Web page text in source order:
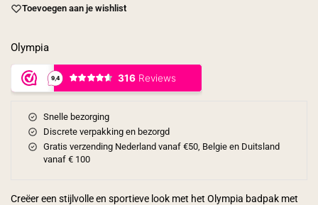
Toevoegen aan je wishlist
Olympia
Snelle bezorging
Discrete verpakking en bezorgd
Gratis verzending Nederland vanaf €50, Belgie en Duitsland
vanaf € 100
Creëer een stijlvolle en sportieve look met het Olympia badpak met